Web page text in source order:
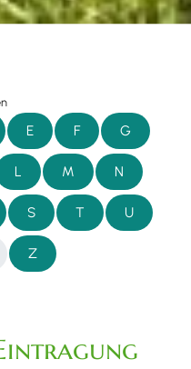
E F G
L M N
S T U
Z